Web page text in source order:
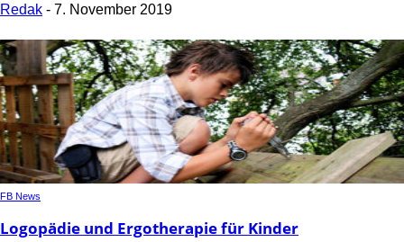
Redak - 7. November 2019
FB News
Logopädie und Ergotherapie für Kinder